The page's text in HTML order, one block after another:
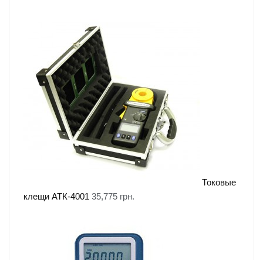
Токовые
клещи АТК-4001 35,775 грн.